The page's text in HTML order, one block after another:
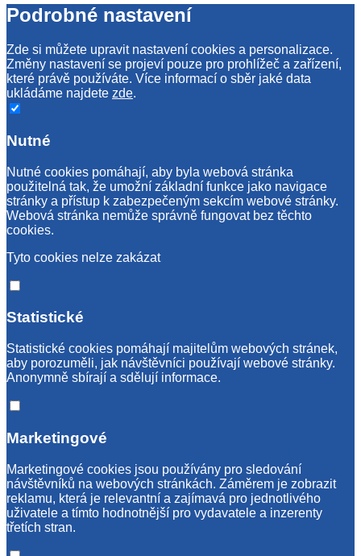
Podrobné nastavení
Zde si můžete upravit nastavení cookies a personalizace.
Změny nastavení se projeví pouze pro prohlížeč a zařízení,
které právě používáte. Více informací o sběr jaké data
ukládáme najdete zde.
Nutné
Nutné cookies pomáhají, aby byla webová stránka
použitelná tak, že umožní základní funkce jako navigace
stránky a přístup k zabezpečeným sekcím webové stránky.
Webová stránka nemůže správně fungovat bez těchto
cookies.
Tyto cookies nelze zakázat
Statistické
Statistické cookies pomáhají majitelům webových stránek,
aby porozuměli, jak návštěvníci používají webové stránky.
Anonymně sbírají a sdělují informace.
Marketingové
Marketingové cookies jsou používány pro sledování
návštěvníků na webových stránkách. Záměrem je zobrazit
reklamu, která je relevantní a zajímavá pro jednotlivého
uživatele a tímto hodnotnější pro vydavatele a inzerenty
třetích stran.